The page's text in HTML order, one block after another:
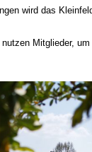
wird das
Mitglieder,